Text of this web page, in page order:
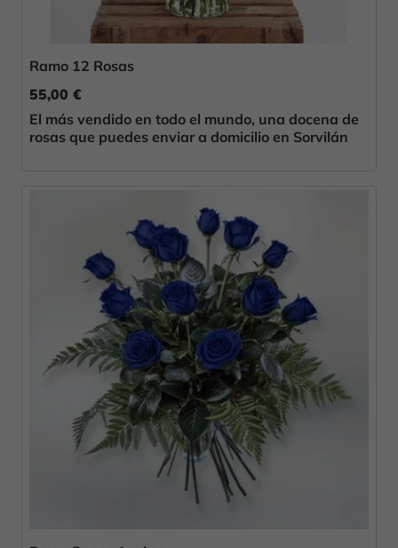
Ramo 12 Rosas
55,00 €
El más vendido en todo el mundo, una docena de
rosas que puedes enviar a domicilio en Sorvilán